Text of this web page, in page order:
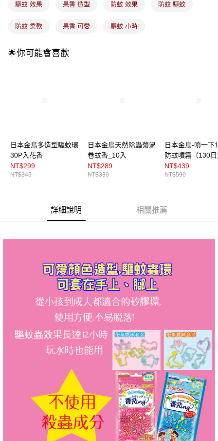
1.分期款項不併入電信帳單，「大哥付你分期」於每月結算日後寄送繳費提
2.透過簡訊連結打開帳單後，可選擇「超商條碼／台灣大直營門市／銀行轉
【注意事項】
1.本服務係由「台灣大哥大股份有限公司」（以下簡稱本公司）所提供，讓
每筆NT$100，滿NT$899(含以上)免運費
7-11取貨付款
付款後7-11取貨
付款後門市自取
每筆NT$100，滿NT$399(含以上)免運費
驅蚊 效果 果香 造型 防蚊 效果 防蚊 驅蚊
防蚊 柔軟 果香 可愛 驅蚊 小時
🌟你可能會喜歡
日本金鳥多造型驅蚊環
30P入花香
NT$299
NT$345
日本金鳥天然除蟲菊渦
卷蚊香_10入
NT$289
NT$330
日本金鳥-噴一下
防蚊噴霧（130
料
NT$439
NT$590
詳細說明 相關推薦